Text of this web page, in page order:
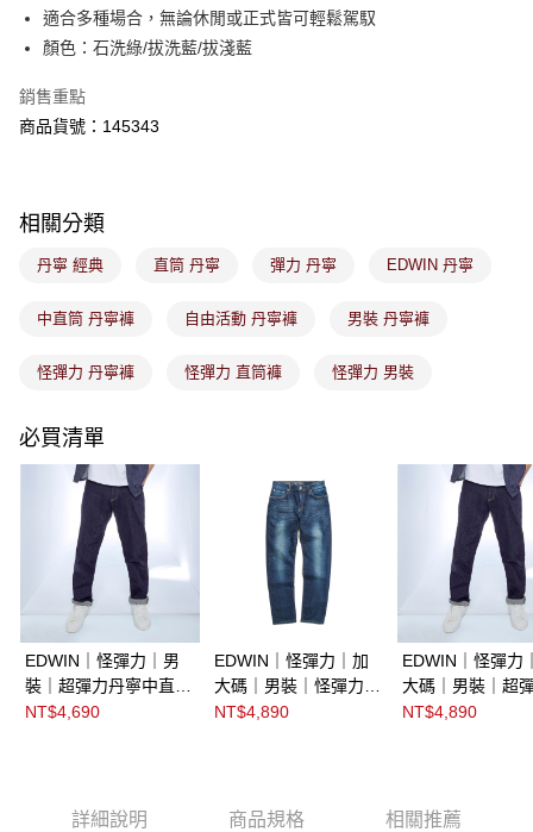
１．透過由恩沛科技股份有限公司提供之「AFTEE先享後付」服務完成之交
權轉讓予恩沛科技股份有限公司。
２．關於個人資料處理事宜，請瀏覽以下網址：
４．使用「AFTEE先享後付」時，將依據個別帳號之用戶狀況，依本公司即
請求用戶進行身份認證。
恩沛科技股份有限公司將有權停止該用戶之使用額度並採取法律行動。
7-11取貨付款
免運費
付款後7-11取貨
免運費
免運費
付款後門市取貨
適合多種場合，無論休閒或正式皆可輕鬆駕馭
顏色：石洗綠/拔洗藍/拔淺藍
銷售重點
商品貨號：145343
相關分類
丹寧 經典 直筒 丹寧 彈力 丹寧 EDWIN 丹寧
中直筒 丹寧褲 自由活動 丹寧褲 男裝 丹寧褲
怪彈力 丹寧褲 怪彈力 直筒褲 怪彈力 男裝
必買清單
EDWIN｜怪彈力｜男
裝｜超彈力丹寧中直筒
褲
NT$4,690
EDWIN｜怪彈力｜加
大碼｜男裝｜怪彈力丹
寧中直筒褲
NT$4,890
EDWIN｜怪彈力
大碼｜男裝｜超
寧中直筒褲
NT$4,890
詳細說明 商品規格 相關推薦